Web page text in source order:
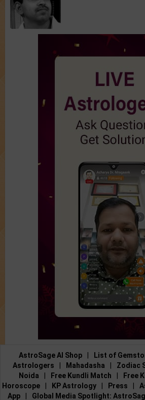
AstroSage AI Shop List of
Astrologers
Mahadasha Zodiac
Noida
Free Kundli Match Free
Horoscope
KP Astrology Press
App
Global Media Spotlight: